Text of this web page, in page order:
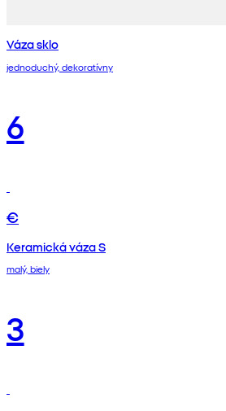
Váza sklo
jednoduchý, dekoratívny
6
€
Keramická váza S
malý, biely
3